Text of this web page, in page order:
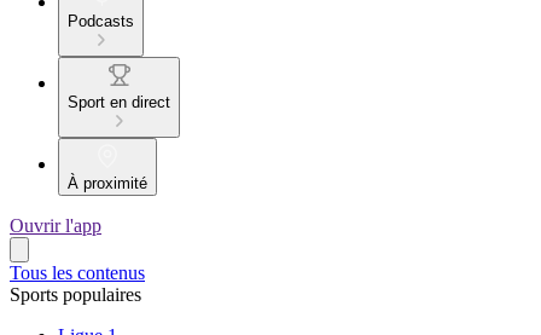
Podcasts
Sport en direct
À proximité
Ouvrir l'app
Tous les contenus
Sports populaires